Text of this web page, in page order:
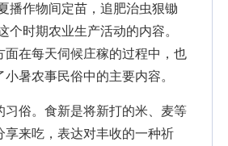
播作物间定苗，追肥治虫狠锄
个时期农业生产活动的内容。
在每天伺候庄稼的过程中，也
暑农事民俗中的主要内容。
俗。食新是将新打的米、麦等
享来吃，表达对丰收的一种祈